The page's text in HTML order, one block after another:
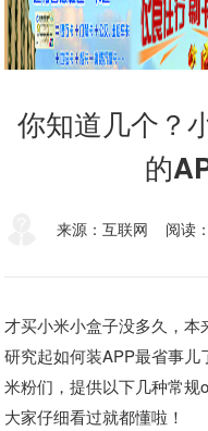
你知道几个？
的
来源：互联网 阅读
才买小米小盒子没多久，
研究起如何装APP最省事
米粉们，提供以下几种常
大家仔细看过就都懂啦！